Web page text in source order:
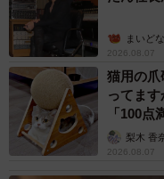
まいど
2026.08.07
猫用の
ってま
「100点
梨木 香
2026.08.07